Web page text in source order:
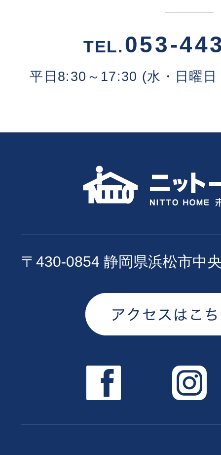
TEL.053-
平日8:30～17:30 (水・日曜
〒430-0854 静岡県浜松市中